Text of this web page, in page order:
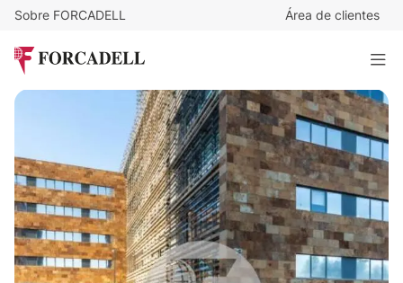
Sobre FORCADELL Área de clientes
Oficina alquiler Madrid - Calle Isabel Colbrand, Las Tablas
4.308 m²